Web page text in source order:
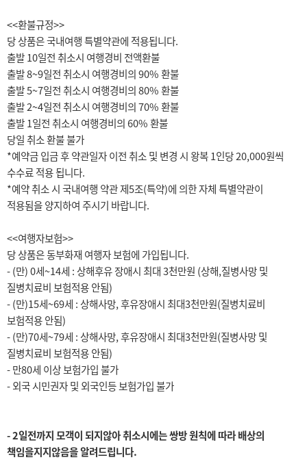
<<환불규정>>
당 상품은 국내여행 특별약관에 적용됩니다.
출발 10일전 취소시 여행경비 전액환불
출발 8~9일전 취소시 여행경비의 90% 환불
출발 5~7일전 취소시 여행경비의 80% 환불
출발 2~4일전 취소시 여행경비의 70% 환불
출발 1일전 취소시 여행경비의 60% 환불
당일 취소 환불 불가
*예약금 입금 후 약관일자 이전 취소 및 변경 시 왕복 1인당 20,000원씩
수수료 적용 됩니다.
*예약 취소 시 국내여행 약관 제5조(특약)에 의한 자체 특별약관이
적용됨을 양지하여 주시기 바랍니다.
<<여행자보험>>
당 상품은 동부화재 여행자 보험에 가입됩니다.
- (만) 0세~14세 : 상해후유 장애시 최대 3천만원 (상해,질병사망 및
질병치료비 보험적용 안됨)
- (만)15세~69세 : 상해사망, 후유장애시 최대3천만원(질병치료비
보험적용 안됨)
- (만)70세~79세 : 상해사망, 후유장애시 최대3천만원(질병사망 및
질병치료비 보험적용 안됨)
- 만80세 이상 보험가입 불가
- 외국 시민권자 및 외국인등 보험가입 불가
- 2일전까지 모객이 되지않아 취소시에는 쌍방 원칙에 따라 배상의
책임을지지않음을 알려드립니다.